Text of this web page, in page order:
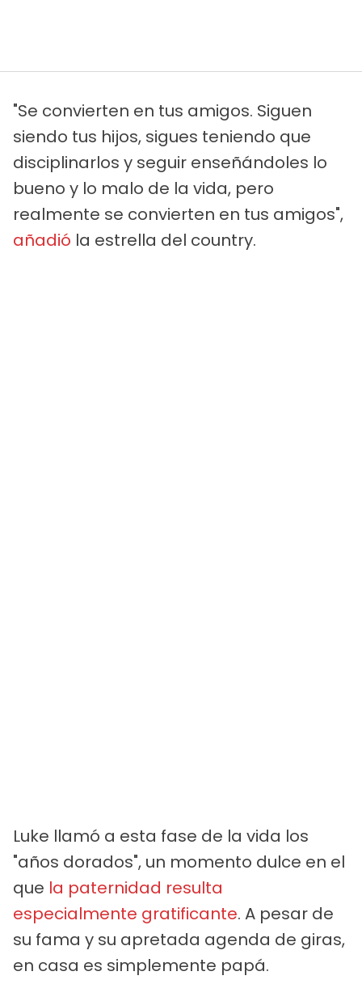
"Se convierten en tus amigos. Siguen
siendo tus hijos, sigues teniendo que
disciplinarlos y seguir enseñándoles lo
bueno y lo malo de la vida, pero
realmente se convierten en tus amigos",
añadió la estrella del country.
Luke llamó a esta fase de la vida los
"años dorados", un momento dulce en el
que la paternidad resulta
especialmente gratificante. A pesar de
su fama y su apretada agenda de giras,
en casa es simplemente papá.